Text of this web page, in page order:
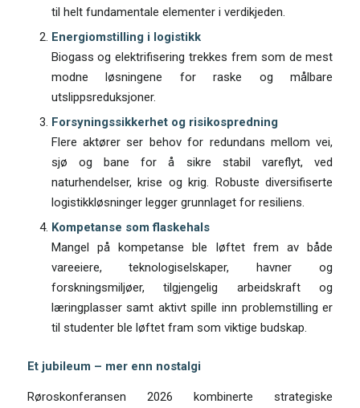
til helt fundamentale elementer i verdikjeden.
Energiomstilling i logistikk
Biogass og elektrifisering trekkes frem som de mest
modne løsningene for raske og målbare
utslippsreduksjoner.
Forsyningssikkerhet og risiko­spredning
Flere aktører ser behov for redundans mellom vei,
sjø og bane for å sikre stabil vareflyt, ved
naturhendelser, krise og krig. Robuste diversifiserte
logistikkløsninger legger grunnlaget for resiliens.
Kompetanse som flaskehals
Mangel på kompetanse ble løftet frem av både
vareeiere, teknologiselskaper, havner og
forskningsmiljøer, tilgjengelig arbeidskraft og
læringplasser samt aktivt spille inn problemstilling er
til studenter ble løftet fram som viktige budskap.
Et jubileum – mer enn nostalgi
Røroskonferansen 2026 kombinerte strategiske